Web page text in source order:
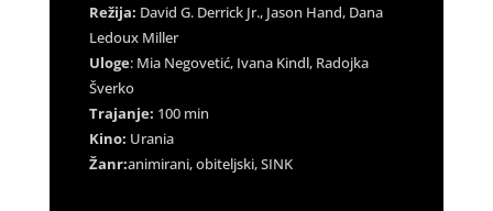
Režija: David G. Derrick Jr., Jason Hand, Dana
Ledoux Miller
Uloge: Mia Negovetić, Ivana Kindl, Radojka
Šverko
Trajanje: 100 min
Kino: Urania
Žanr:animirani, obiteljski, SINK